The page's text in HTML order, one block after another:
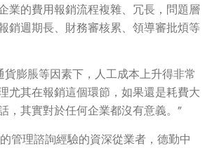
業的費用報銷流程複雜、冗長，問題層
銷週期長、財務審核累、領導審批煩等
貨膨脹等因素下，人工成本上升得非常
尤其在報銷這個環節，如果還是耗費大
，其實對於任何企業都沒有意義。”
管理諮詢經驗的資深從業者，德勤中